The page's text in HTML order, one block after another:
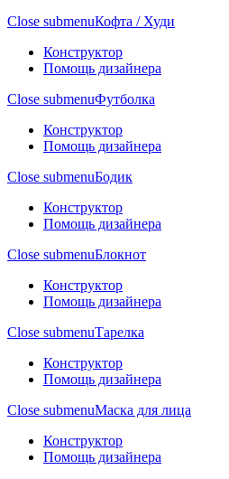
Close submenuКофта / Худи
Конструктор
Помощь дизайнера
Close submenuФутболка
Конструктор
Помощь дизайнера
Close submenuБодик
Конструктор
Помощь дизайнера
Close submenuБлокнот
Конструктор
Помощь дизайнера
Close submenuТарелка
Конструктор
Помощь дизайнера
Close submenuМаска для лица
Конструктор
Помощь дизайнера